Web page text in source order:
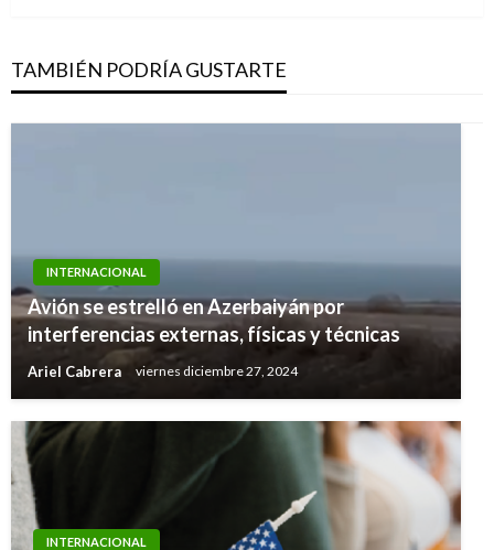
TAMBIÉN PODRÍA GUSTARTE
INTERNACIONAL
Avión se estrelló en Azerbaiyán por
interferencias externas, físicas y técnicas
Ariel Cabrera viernes diciembre 27, 2024
INTERNACIONAL